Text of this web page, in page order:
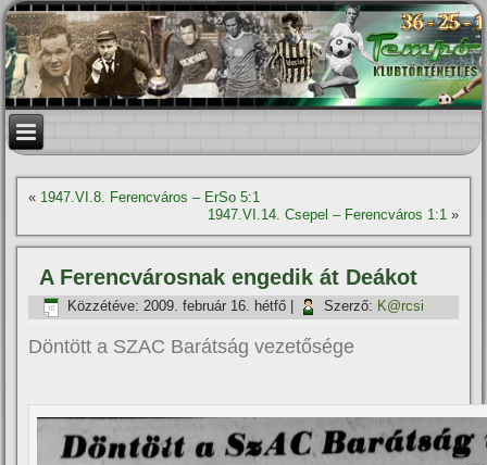
« 1947.VI.8. Ferencváros – ErSo 5:1
1947.VI.14. Csepel – Ferencváros 1:1»
A Ferencvárosnak engedik át Deákot
Közzétéve: 2009. február 16. hétfő Szerző: K@rcsi
Döntött a SZAC Barátság vezetősége